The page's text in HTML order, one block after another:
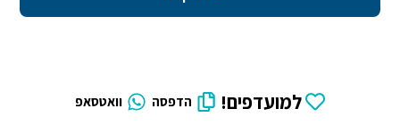
למועדפים! הדפסה וואטסאפ